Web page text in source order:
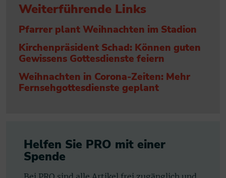
Weiterführende Links
Pfarrer plant Weihnachten im Stadion
Kirchenpräsident Schad: Können guten
Gewissens Gottesdienste feiern
Weihnachten in Corona-Zeiten: Mehr
Fernsehgottesdienste geplant
Helfen Sie PRO mit einer
Spende